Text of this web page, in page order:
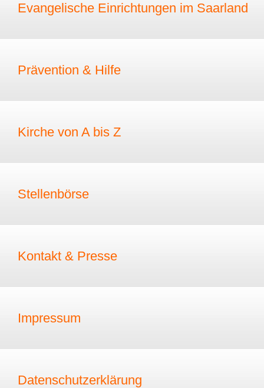
Evangelische Einrichtungen im Saarland
Prävention & Hilfe
Kirche von A bis Z
Stellenbörse
Kontakt & Presse
Impressum
Datenschutzerklärung